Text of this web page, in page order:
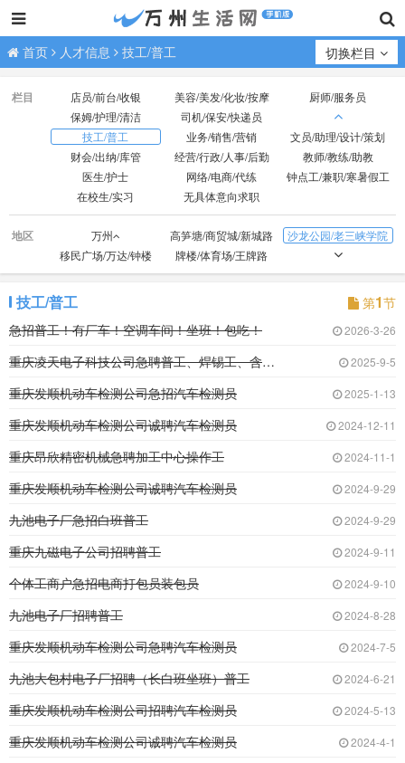
首页 人才信息 技工/普工 切换栏目
栏目 店员/前台/收银 美容/美发/化妆/按摩
厨师/服务员
保姆/护理/清洁
司机/保安/快递员
技工/普工
业务/销售/营销
文员/助理/设计/策划
财会/出纳/库管
经营/行政/人事/后勤
教师/教练/助教
医生/护士
网络/电商/代练
钟点工/兼职/寒暑假工
在校生/实习
无具体意向求职
地区 万州 高笋塘/商贸城/新城路
沙龙公园/老三峡学院
移民广场/万达/钟楼
牌楼/体育场/王牌路
观音岩/光彩大市场
红光/小天鹅/国本路
外贸/双河口
火车站/龙都广场
百安坝/联合坝
火车北站/塘坊/天子湖
五桥
高峰经开区
技工/普工 第1节
急招普工！有厂车！空调车间！坐班！包吃！
2026-3-26
重庆凌天电子科技公司急聘普工、焊锡工、含浸工 2025-9-5
重庆发顺机动车检测公司急招汽车检测员 2025-1-13
重庆发顺机动车检测公司诚聘汽车检测员 2024-12-11
重庆昂欣精密机械急聘加工中心操作工 2024-11-1
重庆发顺机动车检测公司诚聘汽车检测员 2024-9-29
九池电子厂急招白班普工 2024-9-29
重庆九磁电子公司招聘普工 2024-9-11
个体工商户急招电商打包员装包员 2024-9-10
九池电子厂招聘普工 2024-8-28
重庆发顺机动车检测公司急聘汽车检测员 2024-7-5
九池大包村电子厂招聘（长白班坐班）普工 2024-6-21
重庆发顺机动车检测公司招聘汽车检测员 2024-5-13
重庆发顺机动车检测公司诚聘汽车检测员 2024-4-1